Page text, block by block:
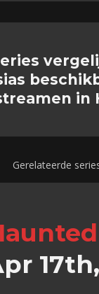
in
Gerelateerde